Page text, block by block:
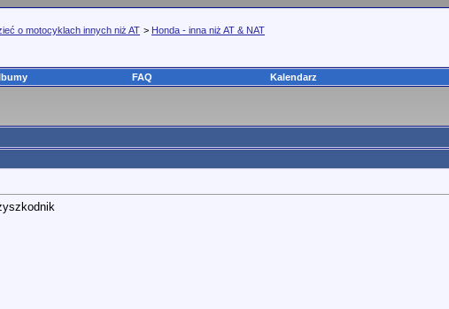
o motocyklach innych niż AT > Honda - inna niż AT & NAT
FAQ Kalendarz